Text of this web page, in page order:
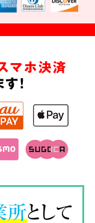
マホ決済
す!
所として